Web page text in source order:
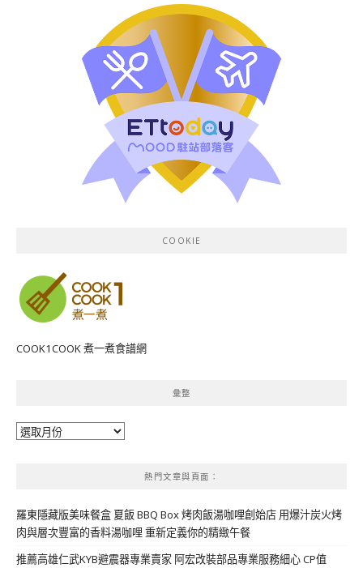
COOKIE
COOK1COOK 煮一煮食譜網
彙整
彙
熱門文章與頁面︰
羅東隱藏版美味餐盒 夏飯 BBQ Box 烤肉飯湯咖哩創始店 用爆汁炭火烤
肉與層次豐富的香料湯咖哩 重新定義你的精緻午餐
推薦高雄仁武KYB避震器專業賣家 阿宏改裝部品專業服務細心 CP值